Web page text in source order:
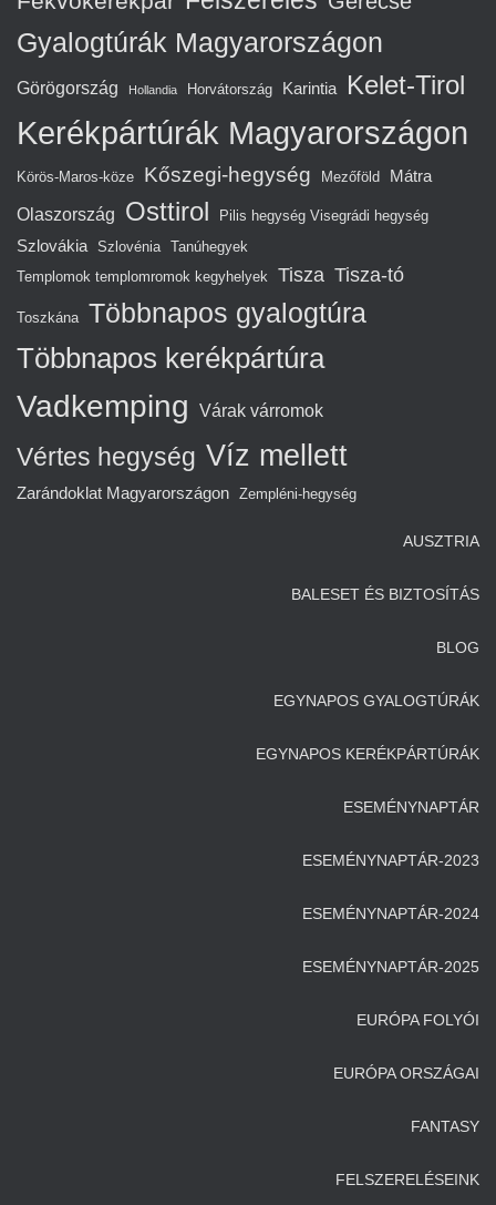
Gyalogtúrák Magyarországon
Görögország Hollandia Horvátország Karintia Kelet-Tirol
Kerékpártúrák Magyarországon
Körös-Maros-köze Kőszegi-hegység Mezőföld Mátra
Olaszország Osttirol Pilis hegység Visegrádi hegység
Szlovákia Szlovénia Tanúhegyek
Templomok templomromok kegyhelyek Tisza Tisza-tó
Toszkána Többnapos gyalogtúra
Többnapos kerékpártúra
Vadkemping Várak várromok
Vértes hegység Víz mellett
Zarándoklat Magyarországon Zempléni-hegység
AUSZTRIA
BALESET ÉS BIZTOSÍTÁS
BLOG
EGYNAPOS GYALOGTÚRÁK
EGYNAPOS KERÉKPÁRTÚRÁK
ESEMÉNYNAPTÁR
ESEMÉNYNAPTÁR-2023
ESEMÉNYNAPTÁR-2024
ESEMÉNYNAPTÁR-2025
EURÓPA FOLYÓI
EURÓPA ORSZÁGAI
FANTASY
FELSZERELÉSEINK